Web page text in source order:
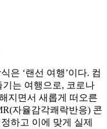
은 ‘랜선 여행’이다. 컴
는 여행으로, 코로나
지면서 새롭게 떠오른
자율감각쾌락반응) 콘
하고 이에 맞게 실제